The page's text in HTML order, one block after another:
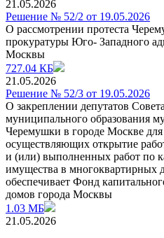
21.05.2026
Решение № 52/2 от 19.05.2026
О рассмотрении протеста
прокуратуры Юго- Западного
Москвы
727.04 КБ
21.05.2026
Решение № 52/3 от 19.05.2026
О закреплении депутатов
муниципального образования
Черемушки в городе Москве для
осуществляющих открытие
и (или) выполненных работ по
имущества в многоквартирных
обеспечивает Фонд
домов города Москвы
1.03 МБ
21.05.2026